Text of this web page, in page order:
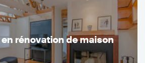
rénovation de maison